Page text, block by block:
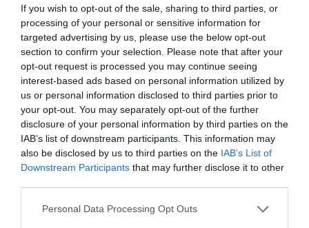
If you wish to opt-out of the sale, sharing to third parties, or
processing of your personal or sensitive information for
targeted advertising by us, please use the below opt-out
section to confirm your selection. Please note that after your
opt-out request is processed you may continue seeing
interest-based ads based on personal information utilized by
us or personal information disclosed to third parties prior to
your opt-out. You may separately opt-out of the further
disclosure of your personal information by third parties on the
IAB’s list of downstream participants. This information may
also be disclosed by us to third parties on the IAB’s List of
Downstream Participants that may further disclose it to other
Please note that this website/app uses one or more Google
Personal Data Processing Opt Outs
09.08.2026 | 13:02
Το Ιράν «παγώνει» τις ΗΠΑ για άνοιγμα των